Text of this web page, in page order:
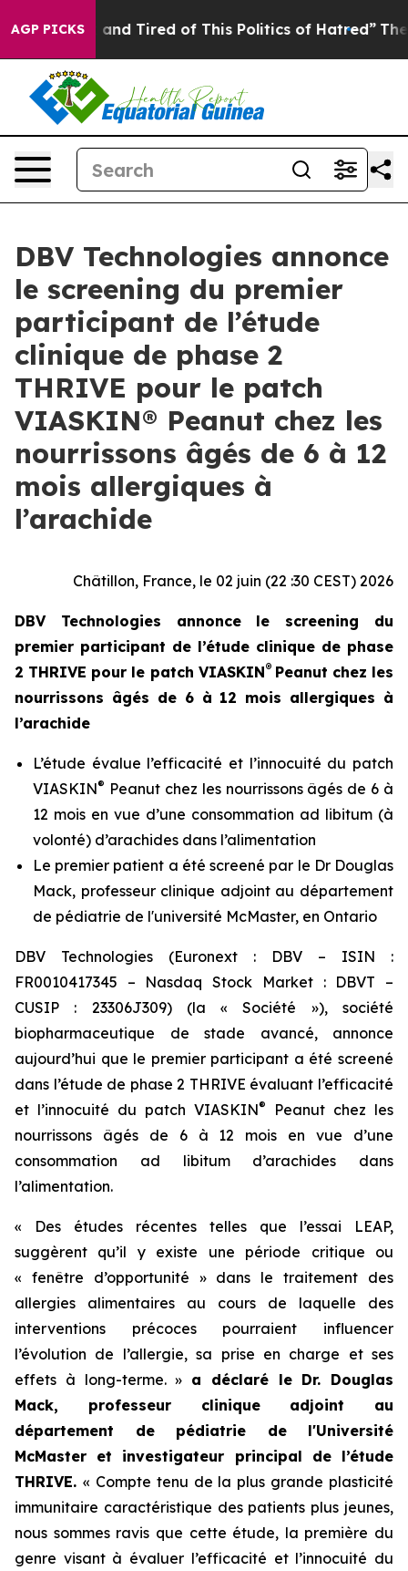
AGP PICKSand Tired of This Politics of Hatred” The Story
DBV Technologies annonce
le screening du premier
participant de l’étude
clinique de phase 2
THRIVE pour le patch
VIASKIN® Peanut chez les
nourrissons âgés de 6 à 12
mois allergiques à
l’arachide
Châtillon, France, le 02 juin (22 :30 CEST) 2026
DBV Technologies annonce le screening du
premier participant de l’étude clinique de phase
2 THRIVE pour le patch VIASKIN® Peanut chez les
nourrissons âgés de 6 à 12 mois allergiques à
l’arachide
L’étude évalue l’efficacité et l’innocuité du patch
VIASKIN® Peanut chez les nourrissons âgés de 6 à
12 mois en vue d’une consommation ad libitum (à
volonté) d’arachides dans l’alimentation
Le premier patient a été screené par le Dr Douglas
Mack, professeur clinique adjoint au département
de pédiatrie de l'université McMaster, en Ontario
DBV Technologies (Euronext : DBV – ISIN :
FR0010417345 – Nasdaq Stock Market : DBVT –
CUSIP : 23306J309) (la « Société »), société
biopharmaceutique de stade avancé, annonce
aujourd’hui que le premier participant a été screené
dans l’étude de phase 2 THRIVE évaluant l’efficacité
et l’innocuité du patch VIASKIN®
Peanut chez les
nourrissons âgés de 6 à 12 mois en vue d’une
consommation ad libitum d’arachides dans
l’alimentation.
« Des études récentes telles que l’essai LEAP,
suggèrent qu’il y existe une période critique ou
« fenêtre d’opportunité » dans le traitement des
allergies alimentaires au cours de laquelle des
interventions précoces pourraient influencer
l’évolution de l’allergie, sa prise en charge et ses
effets à long-terme. » a déclaré le Dr. Douglas
Mack, professeur clinique adjoint au
département de pédiatrie de l'Université
McMaster et investigateur principal de l’étude
THRIVE. « Compte tenu de la plus grande plasticité
immunitaire caractéristique des patients plus jeunes,
nous sommes ravis que cette étude, la première du
genre visant à évaluer l’efficacité et l’innocuité du